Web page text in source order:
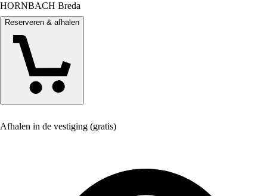
HORNBACH Breda
Reserveren & afhalen
Afhalen in de vestiging (gratis)